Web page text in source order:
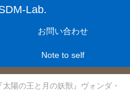
Lab.
お問い合わせ
Note to self
『太陽の王と月の妖獣』ヴォンダ・